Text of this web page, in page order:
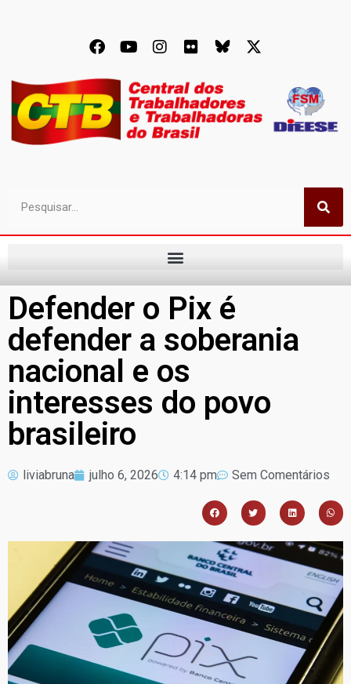
Defender o Pix é
defender a soberania
nacional e os
interesses do povo
brasileiro
liviabruna julho 6, 2026 4:14 pm Sem Comentários